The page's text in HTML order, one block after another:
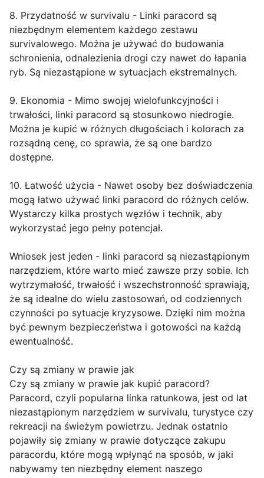
8. Przydatność w survivalu - Linki paracord są
niezbędnym elementem każdego zestawu
survivalowego. Można je używać do budowania
schronienia, odnalezienia drogi czy nawet do łapania
ryb. Są niezastąpione w sytuacjach ekstremalnych.
9. Ekonomia - Mimo swojej wielofunkcyjności i
trwałości, linki paracord są stosunkowo niedrogie.
Można je kupić w różnych długościach i kolorach za
rozsądną cenę, co sprawia, że są one bardzo
dostępne.
10. Łatwość użycia - Nawet osoby bez doświadczenia
mogą łatwo używać linki paracord do różnych celów.
Wystarczy kilka prostych węzłów i technik, aby
wykorzystać jego pełny potencjał.
Wniosek jest jeden - linki paracord są niezastąpionym
narzędziem, które warto mieć zawsze przy sobie. Ich
wytrzymałość, trwałość i wszechstronność sprawiają,
że są idealne do wielu zastosowań, od codziennych
czynności po sytuacje kryzysowe. Dzięki nim można
być pewnym bezpieczeństwa i gotowości na każdą
ewentualność.
Czy są zmiany w prawie jak
Czy są zmiany w prawie jak kupić paracord?
Paracord, czyli popularna linka ratunkowa, jest od lat
niezastąpionym narzędziem w survivalu, turystyce czy
rekreacji na świeżym powietrzu. Jednak ostatnio
pojawiły się zmiany w prawie dotyczące zakupu
paracordu, które mogą wpłynąć na sposób, w jaki
nabywamy ten niezbędny element naszego